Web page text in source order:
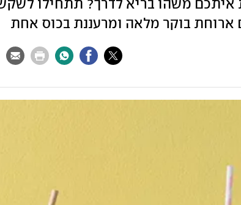
איתכם משהו בריא לדרך? תתחילו